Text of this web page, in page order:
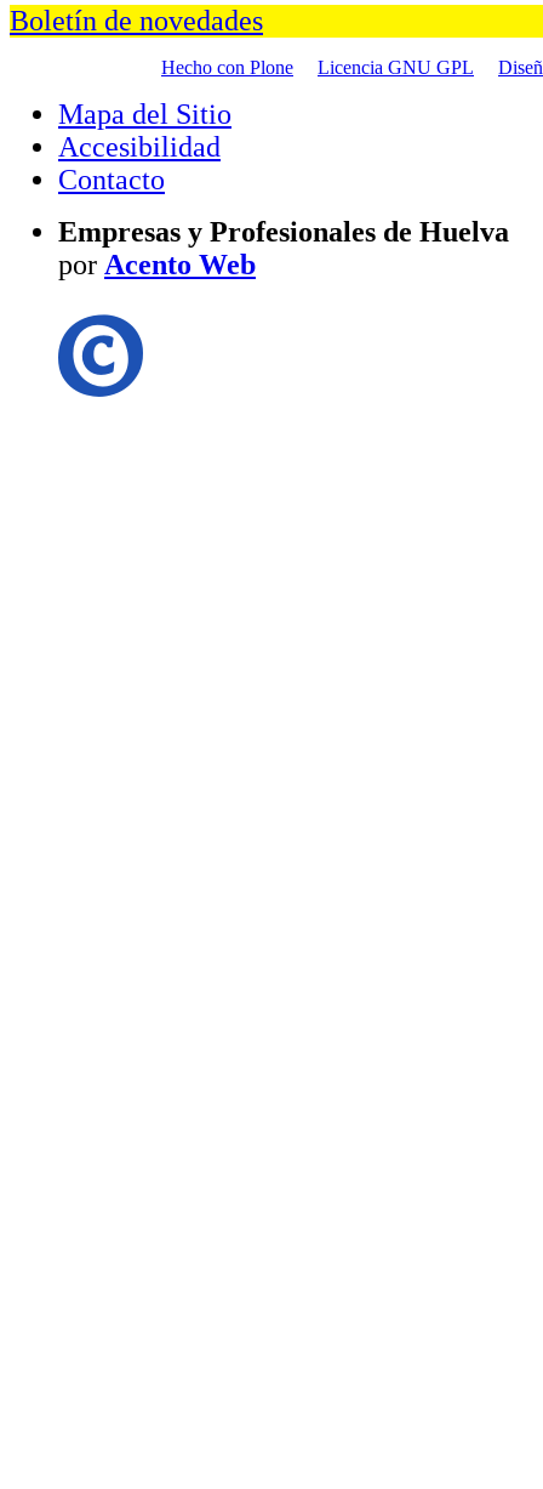
Boletín de novedades
Hecho con Plone Licencia GNU GPL
Mapa del Sitio
Accesibilidad
Contacto
Empresas y Profesionales de Huelva
por Acento Web